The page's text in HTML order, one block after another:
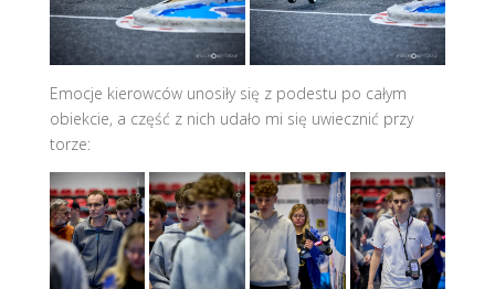
Emocje kierowców unosiły się z podestu po całym
obiekcie, a część z nich udało mi się uwiecznić przy
torze: